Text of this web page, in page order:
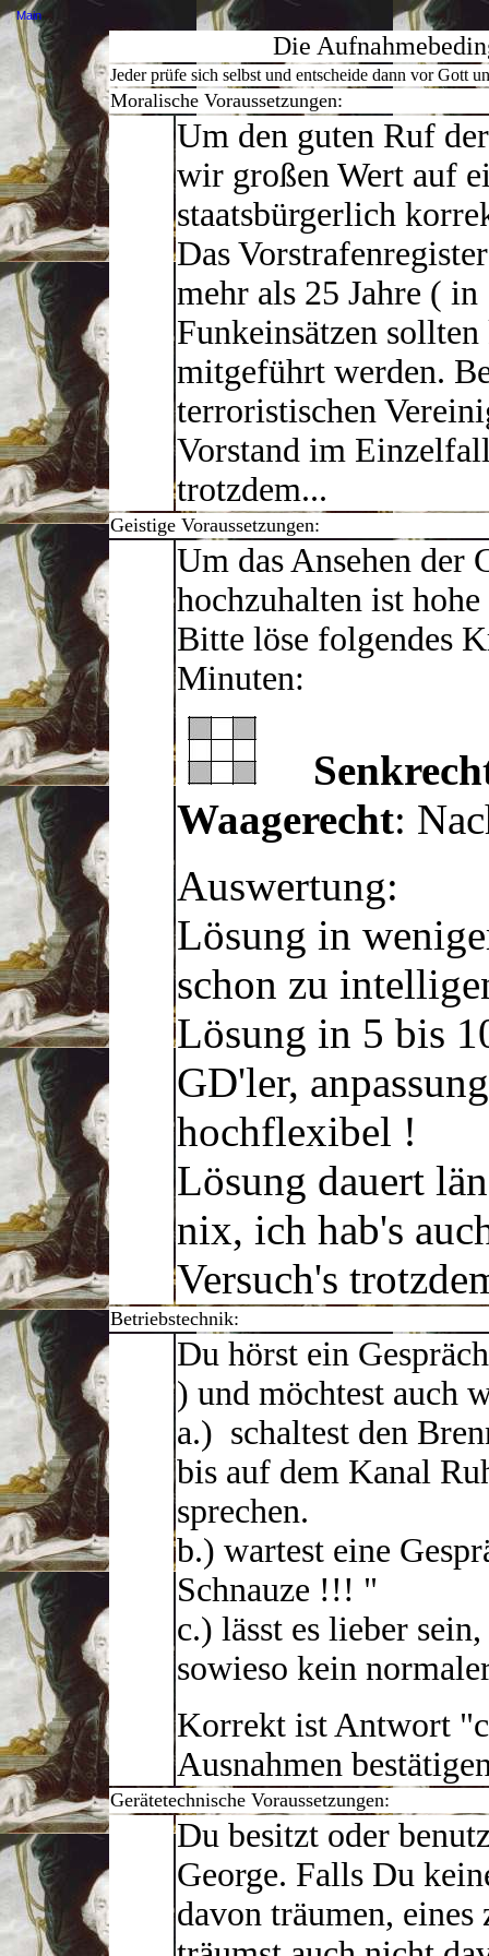
Main
Die
Jeder prüfe sich selbst und entscheide dann vor Gott
Moralische Voraussetzungen:
Um den guten Ruf
wir großen Wert auf
staatsbürgerlich
Das
mehr als 25 Jahre (
Funkeinsätzen
mitgeführt werden.
terroristischen
Vorstand im
trotzdem...
Geistige Voraussetzungen:
Um das Ansehen der
hochzuhalten ist
Bitte löse folgendes
Minuten:
Waagerecht:
Auswertung:
Lösung in
schon zu
Lösung in 5 bis
GD'ler,
hochflexibel !
Lösung dauert
nix, ich hab's
Versuch's
Betriebstechnik:
Du hörst ein
) und möchtest auch
a.) schaltest den
bis auf dem Kanal
sprechen.
b.) wartest eine
Schnauze !!! "
c.) lässt es lieber
sowieso kein
Korrekt ist Antwort
Ausnahmen
Gerätetechnische Voraussetzungen:
Du besitzt oder
George. Falls Du
davon träumen,